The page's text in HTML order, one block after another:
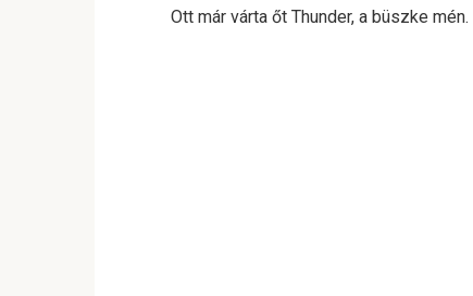
Ott már várta őt Thunder, a büszke mén.